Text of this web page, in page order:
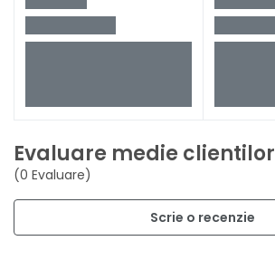
Evaluare medie clientilor
(0 Evaluare)
Scrie o recenzie